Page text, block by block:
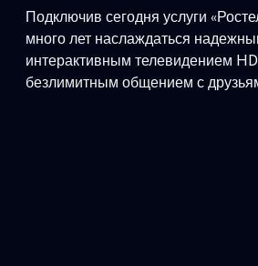
Подключив сегодня услуги
много лет наслаждаться
интерактивным телевидением HD
безлимитным общением с